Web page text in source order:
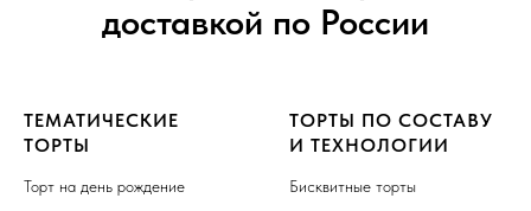
доставкой по России
ТЕМАТИЧЕСКИЕ
ТОРТЫ
Торт на день рождение
ТОРТЫ ПО СОСТАВУ
И ТЕХНОЛОГИИ
Бисквитные торты